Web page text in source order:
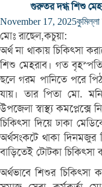
গুরুতর দগ্ধ শিশু
November 17, 2025কুমিল্লা
মোঃ রাছেল,কচুয়া:
অর্থ না থাকায় চিকিৎসা
শিশু মেহরাব। গত
ছলে গরম পানিতে পরে
যায়। তার পিতা মো.
উপজেলা স্বাস্থ্য
চিকিৎসা দিয়ে ঢাকা
অর্থসংকটে থাকা দিনমজুর
বাড়িতেই টোটকা চিকিৎসা
অর্থভাবে শিশুর